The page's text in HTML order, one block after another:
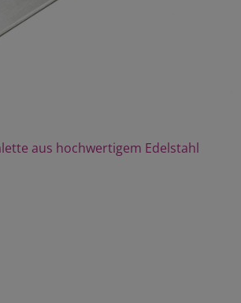
aus hochwertigem Edelstahl